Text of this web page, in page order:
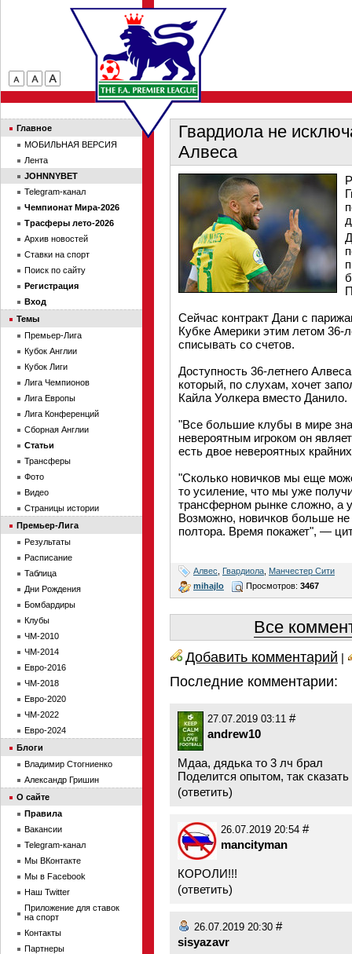
Гвардиола не
Алвеса
Сейчас контракт Дани с
Кубке Америки этим летом 36-
списывать со счетов.
Доступность 36-летнего
который, по слухам, хочет
Кайла Уолкера вместо Данило.
"Все большие клубы в мире
невероятным игроком он
есть двое невероятных
"Сколько новичков мы еще
то усиление, что мы уже
трансферном рынке сложно, а
Возможно, новичков больше
полтора. Время покажет", —
Алвес Гвардиола Манчестер Сити
mihajlo
Просмотров: 3467
Все
Добавить комментарий |
Последние комментарии:
27.07.2019 03:11 #
andrew10
Мдаа, дядька то 3 лч брал
Поделится опытом, так сказать
(ответить)
26.07.2019 20:54 #
mancityman
КОРОЛИ!!!
(ответить)
26.07.2019 20:30 #
sisyazavr
Главное
МОБИЛЬНАЯ ВЕРСИЯ
Лента
JOHNNYBET
Telegram-канал
Чемпионат Мира-2026
Трасферы лето-2026
Архив новостей
Ставки на спорт
Поиск по сайту
Регистрация
Вход
Темы
Премьер-Лига
Кубок Англии
Кубок Лиги
Лига Чемпионов
Лига Европы
Лига Конференций
Сборная Англии
Статьи
Трансферы
Фото
Видео
Страницы истории
Премьер-Лига
Результаты
Расписание
Таблица
Дни Рождения
Бомбардиры
Клубы
ЧМ-2010
ЧМ-2014
Евро-2016
ЧМ-2018
Евро-2020
ЧМ-2022
Евро-2024
Блоги
Владимир Стогниенко
Александр Гришин
О сайте
Правила
Вакансии
Telegram-канал
Мы ВКонтакте
Мы в Facebook
Наш Twitter
Приложение для ставок
на спорт
Контакты
Партнеры